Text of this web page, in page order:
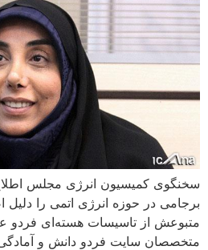
سخنگوی کمیسیون انرژی مجلس
برجامی در حوزه انرژی اتمی را دلیل
متبوعش از تاسیسات هسته‌ای فردو
متخصصان سایت فردو دانش و